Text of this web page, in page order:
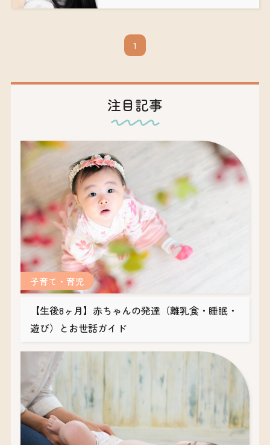
1
注目記事
【生後8ヶ月】赤ちゃんの発達（離乳食・睡眠・
遊び）とお世話ガイド
子育て・育児